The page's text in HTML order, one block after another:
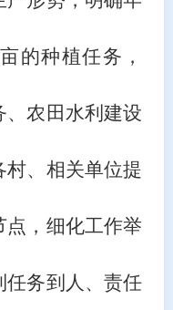
亩的种植任务，
、农田水利建设
村、相关单位提
点，细化工作举
任务到人、责任